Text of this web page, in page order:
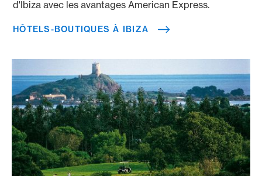
d'Ibiza avec les avantages American Express.
HÔTELS-BOUTIQUES À IBIZA